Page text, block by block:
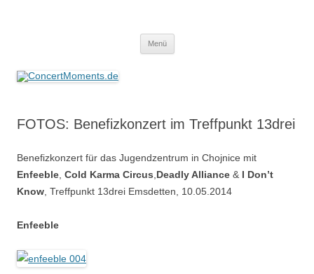
Menü
FOTOS: Benefizkonzert im Treffpunkt 13drei
Benefizkonzert für das Jugendzentrum in Chojnice mit
Enfeeble Cold Karma Circus Deadly Alliance & I Don’t
Know , Treffpunkt 13drei Emsdetten, 10.05.2014
Enfeeble